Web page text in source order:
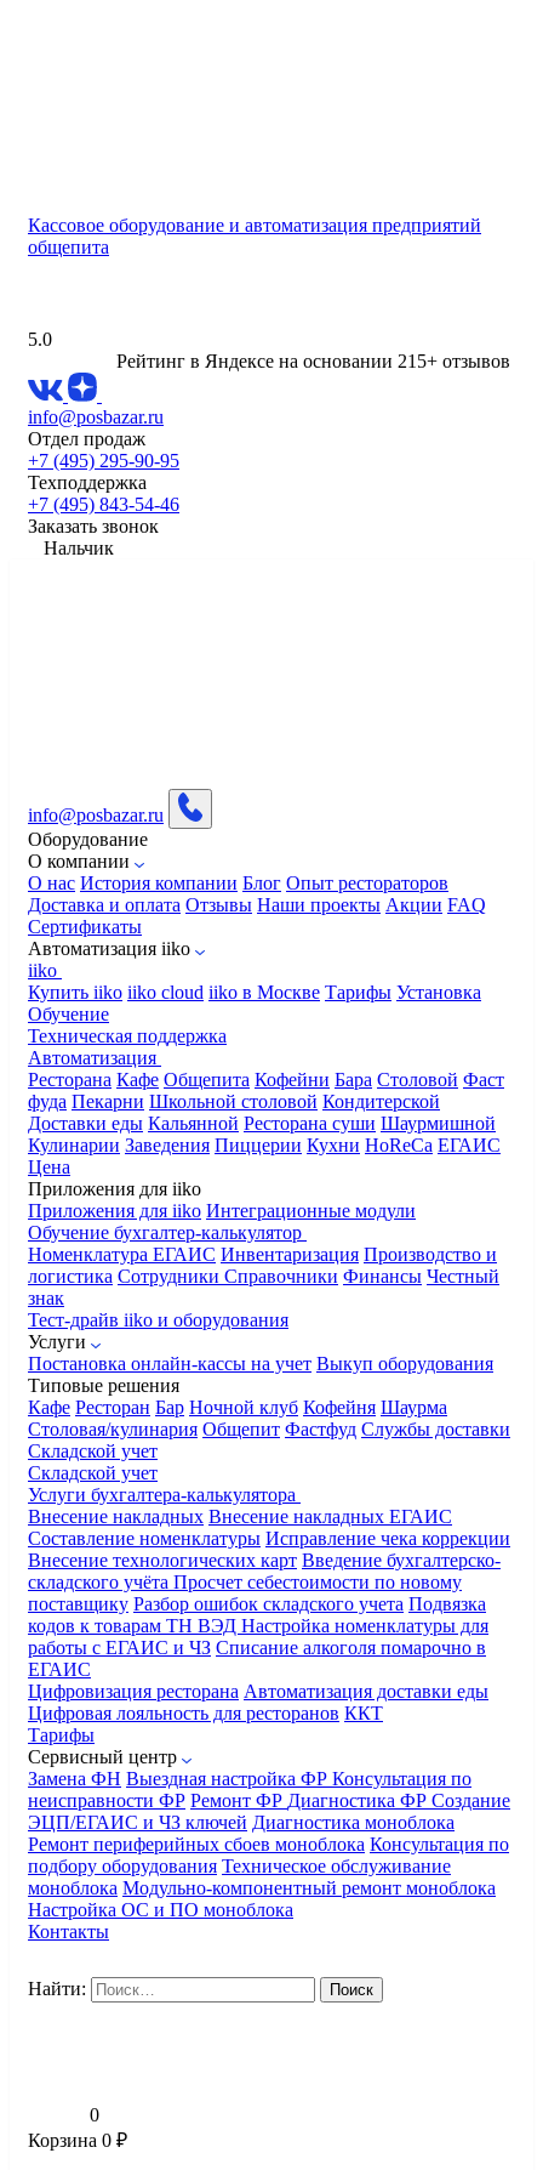
Кассовое оборудование и автоматизация предприятий
общепита
5.0
Рейтинг в Яндексе на основании 215+ отзывов
info@posbazar.ru
Отдел продаж
+7 (495) 295-90-95
Техподдержка
+7 (495) 843-54-46
Заказать звонок
Нальчик
info@posbazar.ru
Оборудование
О компании
О нас История компании Блог Опыт рестораторов
Доставка и оплата Отзывы Наши проекты Акции FAQ
Сертификаты
Автоматизация iiko
iiko
Купить iiko iiko cloud iiko в Москве Тарифы Установка
Обучение
Техническая поддержка
Автоматизация
Ресторана Кафе Общепита Кофейни Бара Столовой Фаст
фуда Пекарни Школьной столовой Кондитерской
Доставки еды Кальянной Ресторана суши Шаурмишной
Кулинарии Заведения Пиццерии Кухни HoReCa ЕГАИС
Цена
Приложения для iiko
Приложения для iiko Интеграционные модули
Обучение бухгалтер-калькулятор
Номенклатура ЕГАИС Инвентаризация Производство и
логистика Сотрудники Справочники Финансы Честный
знак
Тест-драйв iiko и оборудования
Услуги
Постановка онлайн-кассы на учет Выкуп оборудования
Типовые решения
Кафе Ресторан Бар Ночной клуб Кофейня Шаурма
Столовая/кулинария Общепит Фастфуд Службы доставки
Складской учет
Складской учет
Услуги бухгалтера-калькулятора
Внесение накладных Внесение накладных ЕГАИС
Составление номенклатуры Исправление чека коррекции
Внесение технологических карт Введение бухгалтерско-
складского учёта Просчет себестоимости по новому
поставщику Разбор ошибок складского учета Подвязка
кодов к товарам ТН ВЭД Настройка номенклатуры для
работы с ЕГАИС и ЧЗ Списание алкоголя помарочно в
ЕГАИС
Цифровизация ресторана Автоматизация доставки еды
Цифровая лояльность для ресторанов ККТ
Тарифы
Сервисный центр
Замена ФН Выездная настройка ФР Консультация по
неисправности ФР Ремонт ФР Диагностика ФР Создание
ЭЦП/ЕГАИС и ЧЗ ключей Диагностика моноблока
Ремонт периферийных сбоев моноблока Консультация по
подбору оборудования Техническое обслуживание
моноблока Модульно-компонентный ремонт моноблока
Настройка ОС и ПО моноблока
Контакты
Найти:
0
Корзина 0 ₽